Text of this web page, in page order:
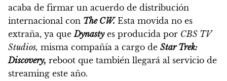
acaba de firmar un acuerdo de distribución
internacional con The CW.Esta movida no es
extraña, ya queDynastyes producida por CBS TV
Studios, misma compañía a cargo de Star Trek:
Discovery, reboot que también llegará al servicio de
streaming este año.